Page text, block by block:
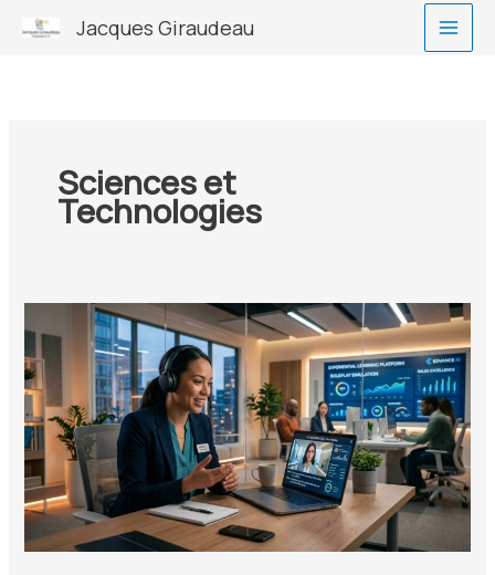
Jacques Giraudeau
Sciences et
Technologies